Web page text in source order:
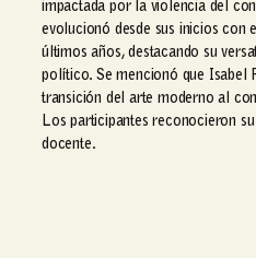
impactada por la violencia del
evolucionó desde sus inicios con
últimos años, destacando su
político. Se mencionó que Isabel
transición del arte moderno al
Los participantes reconocieron
docente.